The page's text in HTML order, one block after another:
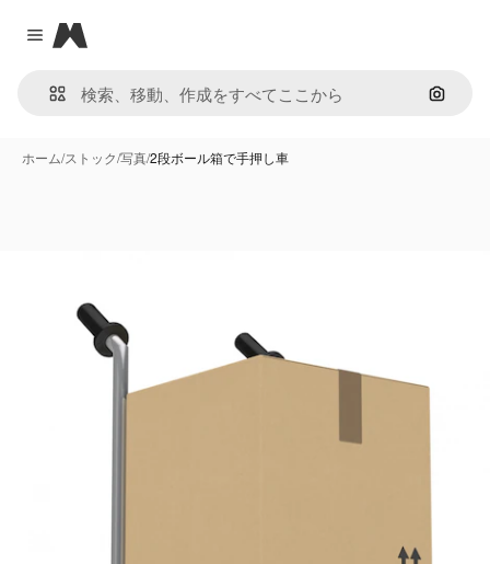
Close menu
Magnific
画像で
ホーム/ストック/写真/2段ボール箱で手押し車